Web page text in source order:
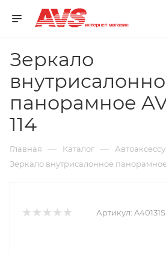
Зеркало
панорамное
114
Главная — Каталог —
Зеркало внутрисалонное панорамное
Артикул: A40131S